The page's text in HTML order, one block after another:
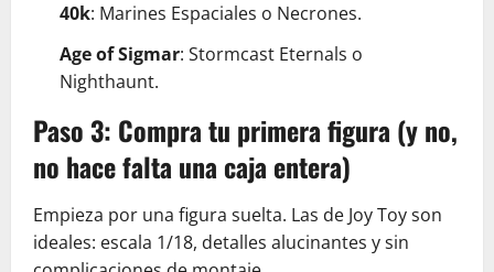
40k: Marines Espaciales o Necrones.
Age of Sigmar: Stormcast Eternals o
Nighthaunt.
Paso 3: Compra tu primera figura (y no,
no hace falta una caja entera)
Empieza por una figura suelta. Las de Joy Toy son
ideales: escala 1/18, detalles alucinantes y sin